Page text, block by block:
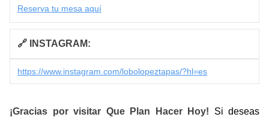
Reserva tu mesa aquí
🔗 INSTAGRAM:
https://www.instagram.com/lobolopeztapas/?hl=es
¡Gracias por visitar Que Plan Hacer Hoy! Si deseas